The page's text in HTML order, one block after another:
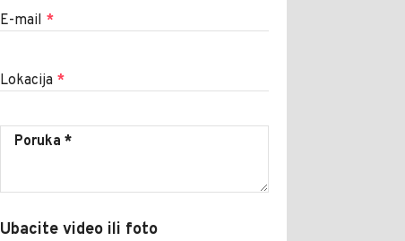
E-mail *
Lokacija *
Ubacite video ili foto